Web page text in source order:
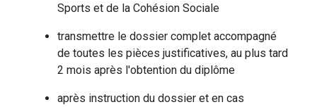
Sports et de la Cohésion Sociale
transmettre le dossier complet accompagné
de toutes les pièces justificatives, au plus tard
2 mois après l'obtention du diplôme
après instruction du dossier et en cas